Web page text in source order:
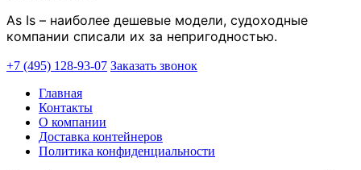
As Is – наиболее дешевые модели, судоходные
компании списали их за непригодностью.
+7 (495) 128-93-07 Заказать звонок
Главная
Контакты
О компании
Доставка контейнеров
Политика конфиденциальности